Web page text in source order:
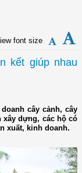
font size
kết giúp nhau
cây cảnh, cây
xây dựng, các hộ có
xuất, kinh doanh.